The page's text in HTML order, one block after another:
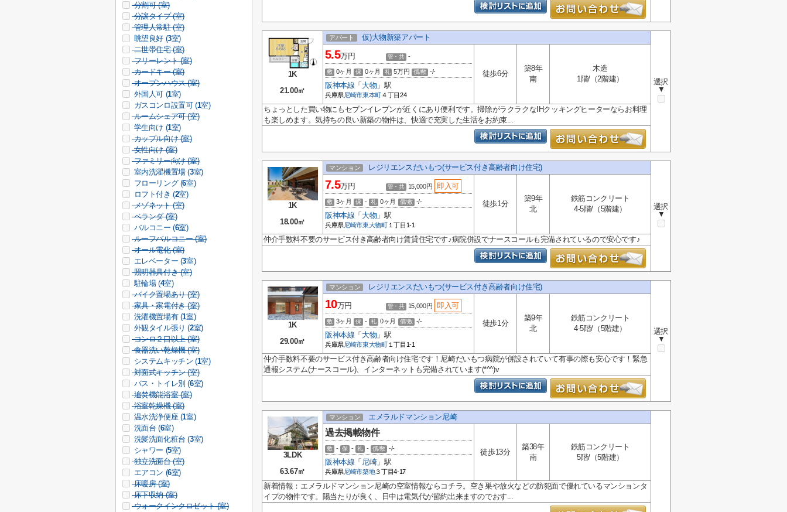
1K
21.00㎡
アパート 仮)大物新築アパート
選択
▼
5.5万円 管・共 -
敷 0ヶ月 保 0ヶ月 礼 5万円 償/敷 -/-
阪神本線 「 大物 」駅
兵庫県尼崎市東本町 ４丁目24
徒歩6分
築8年
南
木造
1階/（2階建）
ちょっとした買い物にもセブンイレブンが近くにあり便利です。掃除がラクラクなIHクッキングヒーターならお料理
も楽しめます。気持ちの良い新築の物件は、快適で充実した生活をお約束...
1K
18.00㎡
マンション レジリエンスだいもつ(サービス付き高齢者向け住宅)
選択
▼
7.5万円 管・共 15,000円 即入可
敷 3ヶ月 保 - 礼 0ヶ月 償/敷 -/-
阪神本線 「 大物 」駅
兵庫県尼崎市東大物町 １丁目1-1
徒歩1分
築9年
北
鉄筋コンクリート
4-5階/（5階建）
仲介手数料不要のサービス付き高齢者向け賃貸住宅です♪病院併設でナースコールも完備されているので安心です♪
1K
29.00㎡
マンション レジリエンスだいもつ(サービス付き高齢者向け住宅)
選択
▼
10万円 管・共 15,000円 即入可
敷 3ヶ月 保 - 礼 0ヶ月 償/敷 -/-
阪神本線 「 大物 」駅
兵庫県尼崎市東大物町 １丁目1-1
徒歩1分
築9年
北
鉄筋コンクリート
4-5階/（5階建）
仲介手数料不要のサービス付き高齢者向け住宅です！尼崎だいもつ病院が併設されていて有事の際も安心です！緊急
通報システム(ナースコール)、インターネットも完備されています(*^^)v
3LDK
63.67㎡
マンション エメラルドマンション尼崎
過去掲載物件
敷 - 保 - 礼 - 償/敷 -/-
阪神本線 「 尼崎」駅
兵庫県尼崎市築地３丁目4-17
徒歩13分
築38年
南
鉄筋コンクリート
5階/（5階建）
新着情報：エメラルドマンション尼崎の空室情報ならコチラ。空き巣や放火などの防犯面で優れているマンションタ
イプの物件です。陽当たりが良く、日中は電気代が節約出来ますのでおす...
分割可 (室)
分譲タイプ (室)
管理人常駐 (室)
眺望良好 (3室)
二世帯住宅 (室)
フリーレント (室)
カードキー (室)
オープンハウス (室)
外国人可 (1室)
ガスコンロ設置可 (1室)
ルームシェア可 (室)
学生向け (1室)
カップル向け (室)
女性向け (室)
ファミリー向け (室)
室内洗濯機置場 (3室)
フローリング (6室)
ロフト付き (2室)
メゾネット (室)
ベランダ (室)
バルコニー (6室)
ルーフバルコニー (室)
オール電化 (室)
エレベーター (3室)
照明器具付き (室)
駐輪場 (4室)
バイク置場あり (室)
家具・家電付き (室)
洗濯機置場有 (1室)
外観タイル張り (2室)
コンロ２口以上 (室)
食器洗い乾燥機 (室)
システムキッチン (1室)
対面式キッチン (室)
バス・トイレ別 (6室)
追焚機能浴室 (室)
浴室乾燥機 (室)
温水洗浄便座 (1室)
洗面台 (6室)
洗髪洗面化粧台 (3室)
シャワー (5室)
独立洗面台 (室)
エアコン (6室)
床暖房 (室)
床下収納 (室)
ウォークインクロゼット (室)